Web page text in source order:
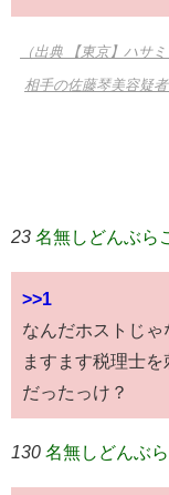
（出典 【東京】ハサ
相手の佐藤琴美容疑
23 名無しどんぶら
>>1
なんだホストじゃ
ますます税理士
だったっけ？
130 名無しどんぶら